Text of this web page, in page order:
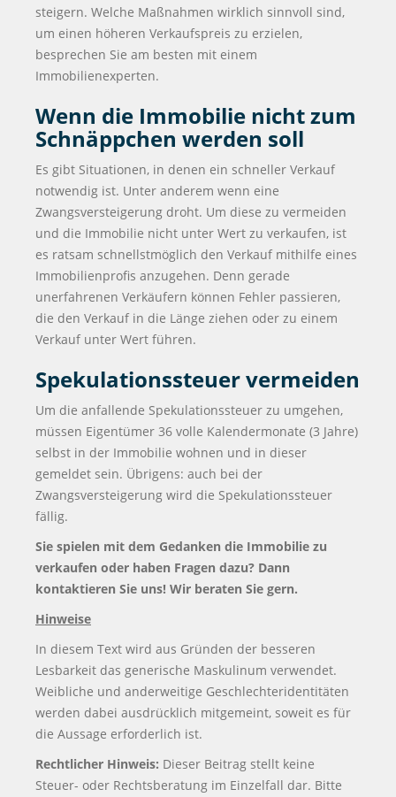
steigern. Welche Maßnahmen wirklich sinnvoll sind,
um einen höheren Verkaufspreis zu erzielen,
besprechen Sie am besten mit einem
Immobilienexperten.
Wenn die Immobilie nicht zum
Schnäppchen werden soll
Es gibt Situationen, in denen ein schneller Verkauf
notwendig ist. Unter anderem wenn eine
Zwangsversteigerung droht. Um diese zu vermeiden
und die Immobilie nicht unter Wert zu verkaufen, ist
es ratsam schnellstmöglich den Verkauf mithilfe eines
Immobilienprofis anzugehen. Denn gerade
unerfahrenen Verkäufern können Fehler passieren,
die den Verkauf in die Länge ziehen oder zu einem
Verkauf unter Wert führen.
Spekulationssteuer vermeiden
Um die anfallende Spekulationssteuer zu umgehen,
müssen Eigentümer 36 volle Kalendermonate (3 Jahre)
selbst in der Immobilie wohnen und in dieser
gemeldet sein. Übrigens: auch bei der
Zwangsversteigerung wird die Spekulationssteuer
fällig.
Sie spielen mit dem Gedanken die Immobilie zu
verkaufen oder haben Fragen dazu? Dann
kontaktieren Sie uns! Wir beraten Sie gern.
Hinweise
In diesem Text wird aus Gründen der besseren
Lesbarkeit das generische Maskulinum verwendet.
Weibliche und anderweitige Geschlechteridentitäten
werden dabei ausdrücklich mitgemeint, soweit es für
die Aussage erforderlich ist.
Rechtlicher Hinweis: Dieser Beitrag stellt keine
Steuer- oder Rechtsberatung im Einzelfall dar. Bitte